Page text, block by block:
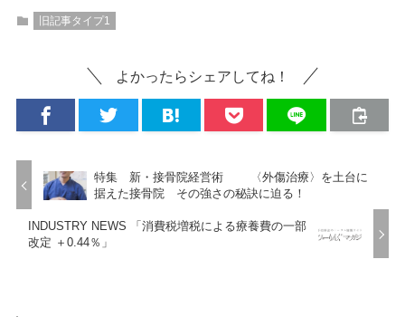
旧記事タイプ1
よかったらシェアしてね！
特集 新・接骨院経営術 〈外傷治療〉を土台に
据えた接骨院 その強さの秘訣に迫る！
INDUSTRY NEWS 「消費税増税による療養費の一部
改定 ＋0.44％」